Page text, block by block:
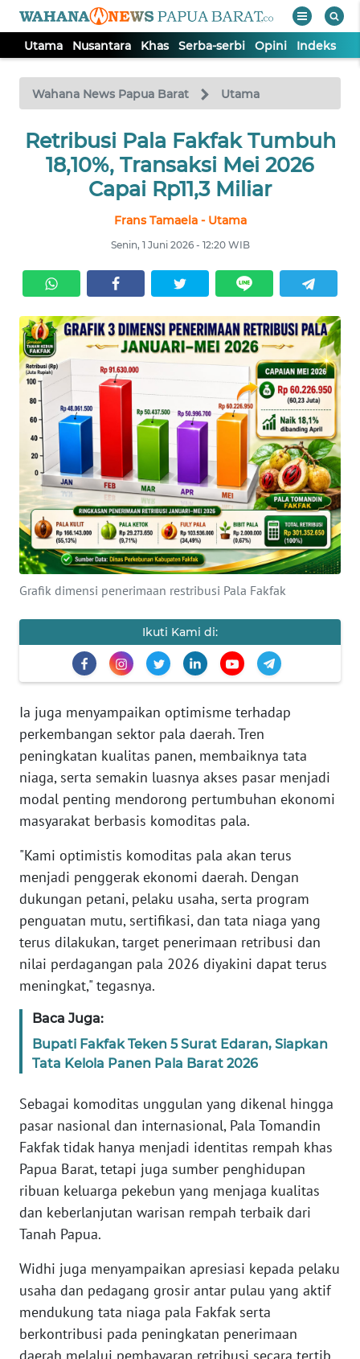
Utama Nusantara Khas Serba-serbi Opini Indeks
Wahana News Papua Barat Utama
Retribusi Pala Fakfak Tumbuh
18,10%, Transaksi Mei 2026
Capai Rp11,3 Miliar
Frans Tamaela - Utama
Senin, 1 Juni 2026 - 12:20 WIB
Grafik dimensi penerimaan restribusi Pala Fakfak
Ikuti Kami di:
Ia juga menyampaikan optimisme terhadap
perkembangan sektor pala daerah. Tren
peningkatan kualitas panen, membaiknya tata
niaga, serta semakin luasnya akses pasar menjadi
modal penting mendorong pertumbuhan ekonomi
masyarakat berbasis komoditas pala.
"Kami optimistis komoditas pala akan terus
menjadi penggerak ekonomi daerah. Dengan
dukungan petani, pelaku usaha, serta program
penguatan mutu, sertifikasi, dan tata niaga yang
terus dilakukan, target penerimaan retribusi dan
nilai perdagangan pala 2026 diyakini dapat terus
meningkat," tegasnya.
Baca Juga:
Bupati Fakfak Teken 5 Surat Edaran, Siapkan
Tata Kelola Panen Pala Barat 2026
Sebagai komoditas unggulan yang dikenal hingga
pasar nasional dan internasional, Pala Tomandin
Fakfak tidak hanya menjadi identitas rempah khas
Papua Barat, tetapi juga sumber penghidupan
ribuan keluarga pekebun yang menjaga kualitas
dan keberlanjutan warisan rempah terbaik dari
Tanah Papua.
Widhi juga menyampaikan apresiasi kepada pelaku
usaha dan pedagang grosir antar pulau yang aktif
mendukung tata niaga pala Fakfak serta
berkontribusi pada peningkatan penerimaan
daerah melalui pembayaran retribusi secara tertib
TV
Tutup
UTAMA
NUSANTARA
SERBA-
SERBI
OPINI
Informasi
INDEKS
BERITA
KONTAK
KAMI
INFO
IKLAN
TENTANG
SIBER
REDAKSI
KARIR
DISCLAIMER
Wahana
News
Regional
WN
SUMUT
WN
WN
JABAR
WN
BANTEN
WN
WN
KEPRI
WN